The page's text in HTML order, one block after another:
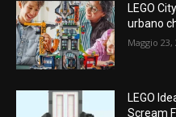
LEGO
urbano
Maggio 23,
LEGO
Scream